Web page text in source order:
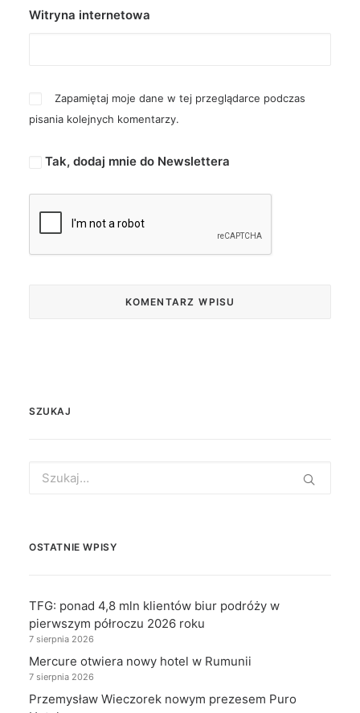
Witryna internetowa
Zapamiętaj moje dane w tej przeglądarce podczas
pisania kolejnych komentarzy.
Tak, dodaj mnie do Newslettera
SZUKAJ
for:
OSTATNIE WPISY
TFG: ponad 4,8 mln klientów biur podróży w
pierwszym półroczu 2026 roku
7 sierpnia 2026
Mercure otwiera nowy hotel w Rumunii
7 sierpnia 2026
Przemysław Wieczorek nowym prezesem Puro